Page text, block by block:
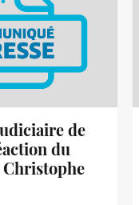
de
du
Christophe